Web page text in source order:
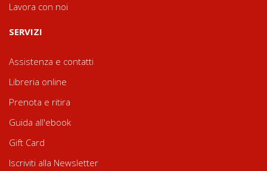
Lavora con noi
SERVIZI
Assistenza e contatti
Libreria online
Prenota e ritira
Guida all'ebook
Gift Card
Iscriviti alla Newsletter